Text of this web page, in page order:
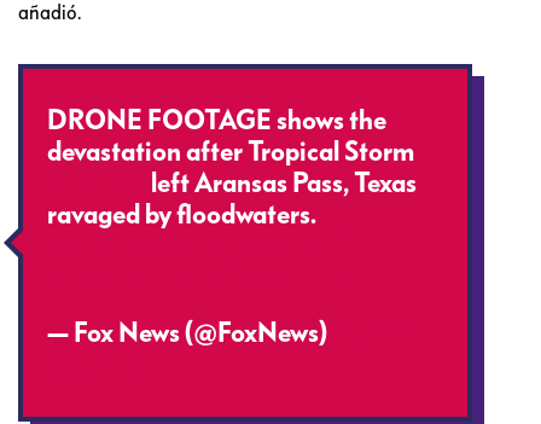
añadió.
DRONE FOOTAGE shows the
devastation after Tropical Storm
left Aransas Pass, Texas
ravaged by floodwaters.
— Fox News (@FoxNews)